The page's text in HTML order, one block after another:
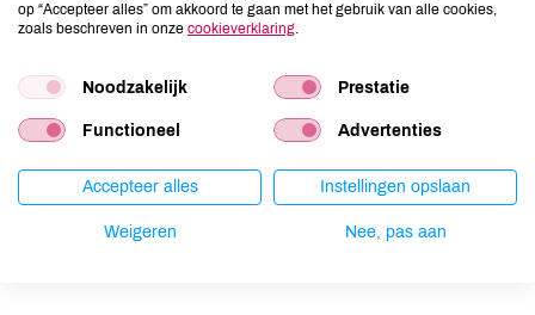
Spinazie wassen en uit laten lekken. Ui pellen, op het
wortelkantje neerzetten en halveren. Beide helften met de
Ui fruiten in olie totdat ze glazig is.
Spinazie klein snijden, aan de uien toevoegen en al
roerende in een paar minuten laten slinken.
Kwark toevoegen.
Op smaak brengen met zout, peper en nootmuskaat.
op “Accepteer alles” om akkoord te gaan met het gebruik van alle cookies,
zoals beschreven in onze cookieverklaring.
Noodzakelijk Prestatie
Functioneel Advertenties
Accepteer alles Instellingen opslaan
Weigeren Nee, pas aan